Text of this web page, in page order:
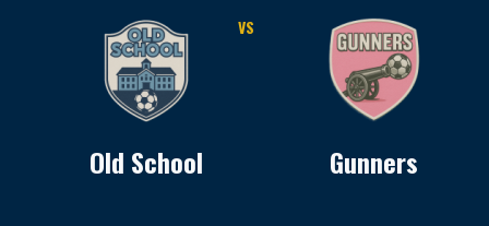
Old School
VS
Gunners